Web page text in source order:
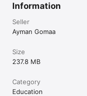
Information
Seller
Ayman Gomaa
Size
237.8 MB
Category
Education